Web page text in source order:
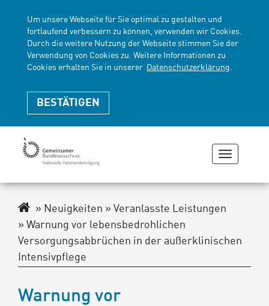
Um unsere Webseite für Sie optimal zu gestalten und
fortlaufend verbessern zu können, verwenden wir Cookies.
Durch die weitere Nutzung der Webseite stimmen Sie der
Verwendung von Cookies zu. Weitere Informationen zu
Cookies erhalten Sie in unserer Datenschutzerklärung.
BESTÄTIGEN
oder
Navigationspfad
Neuigkeiten
Veranlasste Leistungen
Warnung vor lebensbedrohlichen
Versorgungsabbrüchen in der außerklinischen
Intensivpflege
Warnung vor